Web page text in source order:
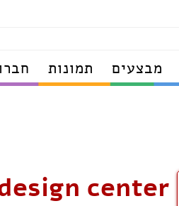
מבצעים תמונות
center